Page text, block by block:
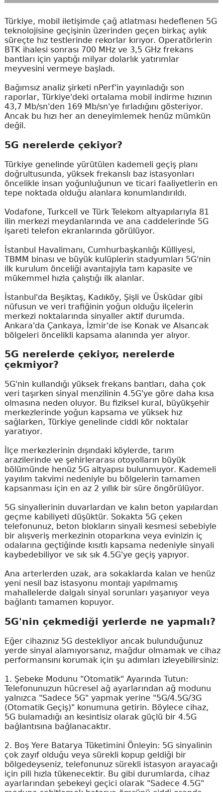
Türkiye, mobil iletişimde çağ atlatması hedeflenen 5G
teknolojisine geçişinin üzerinden geçen birkaç aylık
süreçte hız testlerinde rekorlar kırıyor. Operatörlerin
BTK ihalesi sonrası 700 MHz ve 3,5 GHz frekans
bantları için yaptığı milyar dolarlık yatırımlar
meyvesini vermeye başladı.
Bağımsız analiz şirketi nPerf'in yayınladığı son
raporlar, Türkiye'deki ortalama mobil indirme hızının
43,7 Mb/sn'den 169 Mb/sn'ye fırladığını gösteriyor.
Ancak bu hızı her an deneyimlemek henüz mümkün
değil.
5G nerelerde çekiyor?
Türkiye genelinde yürütülen kademeli geçiş planı
doğrultusunda, yüksek frekanslı baz istasyonları
öncelikle insan yoğunluğunun ve ticari faaliyetlerin en
tepe noktada olduğu alanlara konumlandırıldı.
Vodafone, Turkcell ve Türk Telekom altyapılarıyla 81
ilin merkezi meydanlarında ve ana caddelerinde 5G
işareti telefon ekranlarında görülüyor.
İstanbul Havalimanı, Cumhurbaşkanlığı Külliyesi,
TBMM binası ve büyük kulüplerin stadyumları 5G'nin
ilk kurulum önceliği avantajıyla tam kapasite ve
mükemmel hızla çalıştığı ilk alanlar.
İstanbul'da Beşiktaş, Kadıköy, Şişli ve Üsküdar gibi
nüfusun ve veri trafiğinin yoğun olduğu ilçelerin
merkezi noktalarında sinyaller aktif durumda.
Ankara'da Çankaya, İzmir'de ise Konak ve Alsancak
bölgeleri öncelikli kapsama alanında yer alıyor.
5G nerelerde çekiyor, nerelerde
çekmiyor?
5G'nin kullandığı yüksek frekans bantları, daha çok
veri taşırken sinyal menzilinin 4.5G'ye göre daha kısa
olmasına neden oluyor. Bu fiziksel kural, büyükşehir
merkezlerinde yoğun kapsama ve yüksek hız
sağlarken, Türkiye genelinde ciddi kör noktalar
yaratıyor.
İlçe merkezlerinin dışındaki köylerde, tarım
arazilerinde ve şehirlerarası otoyolların büyük
bölümünde henüz 5G altyapısı bulunmuyor. Kademeli
yayılım takvimi nedeniyle bu bölgelerin tamamen
kapsanması için en az 2 yıllık bir süre öngörülüyor.
5G sinyallerinin duvarlardan ve kalın beton yapılardan
geçme kabiliyeti düşüktür. Sokakta 5G çeken
telefonunuz, beton blokların sinyali kesmesi sebebiyle
bir alışveriş merkezinin otoparkına veya evinizin iç
odalarına geçtiğinde kısıtlı kapsama nedeniyle sinyali
kaybedebiliyor ve sık sık 4.5G'ye geçiş yapıyor.
Ana arterlerden uzak, ara sokaklarda kalan ve henüz
yeni nesil baz istasyonu montajı yapılmamış
mahallelerde dalgalı sinyal sorunları yaşanıyor veya
bağlantı tamamen kopuyor.
5G'nin çekmediği yerlerde ne yapmalı?
Eğer cihazınız 5G destekliyor ancak bulunduğunuz
yerde sinyal alamıyorsanız, mağdur olmamak ve cihaz
performansını korumak için şu adımları izleyebilirsiniz:
1. Şebeke Modunu "Otomatik" Ayarında Tutun:
Telefonunuzun hücresel ağ ayarlarından ağ modunu
yalnızca "Sadece 5G" yapmak yerine "5G/4.5G/3G
(Otomatik Geçiş)" konumuna getirin. Böylece cihaz,
5G bulamadığı an kesintisiz olarak güçlü bir 4.5G
bağlantısına bağlanacaktır.
2. Boş Yere Batarya Tüketimini Önleyin: 5G sinyalinin
çok zayıf olduğu veya sürekli kopup geldiği bir
bölgedeyseniz, telefonunuz sürekli istasyon arayacağı
için pili hızla tükenecektir. Bu gibi durumlarda, cihaz
ayarlarından şebekeyi geçici olarak "Sadece 4.5G"